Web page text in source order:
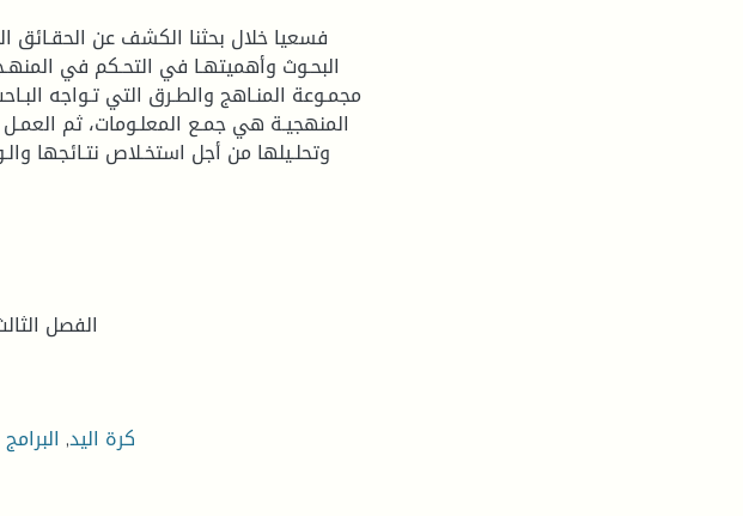
فسعيا خلال بحثنا الكشف عن الحقـائق
البحـوث وأهميتهـا في التحـكم في
مجمـوعة المنـاهج والطـرق التي تـواجه
المنهجيـة هي جمـع المعلـومات، ثم
وتحلـيلها من أجل استخـلاص نتـائجها
الفصل
كرة اليد,